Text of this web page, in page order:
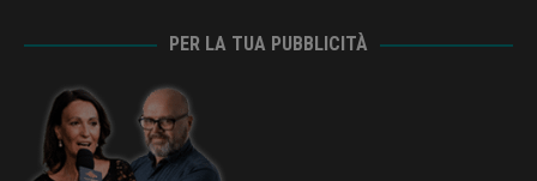
PER LA TUA PUBBLICITÀ